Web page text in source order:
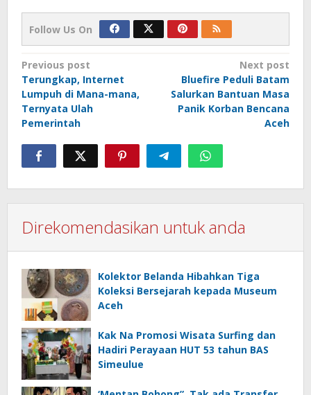
Follow Us On
Post
navigation
Previous post
Terungkap, Internet
Lumpuh di Mana-mana,
Ternyata Ulah
Pemerintah
Next post
Bluefire Peduli Batam
Salurkan Bantuan Masa
Panik Korban Bencana
Aceh
Direkomendasikan untuk anda
Kolektor Belanda Hibahkan Tiga
Koleksi Bersejarah kepada Museum
Aceh
Kak Na Promosi Wisata Surfing dan
Hadiri Perayaan HUT 53 tahun BAS
Simeulue